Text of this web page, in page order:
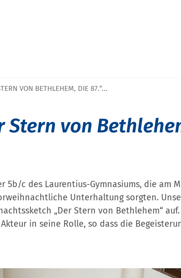
VON BETHLEHEM, DIE 87.“...
Stern von
5b/c des Laurentius-Gymnasiums, die am
Unterhaltung sorgten.
„Der Stern von Bethlehem“ auf.
in seine Rolle, so dass die